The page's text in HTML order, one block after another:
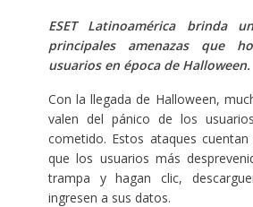
ESET Latinoamérica brinda
principales amenazas que
usuarios en época de Halloween.
Con la llegada de Halloween,
valen del pánico de los
cometido. Estos ataques
que los usuarios más
trampa y hagan clic,
ingresen a sus datos.